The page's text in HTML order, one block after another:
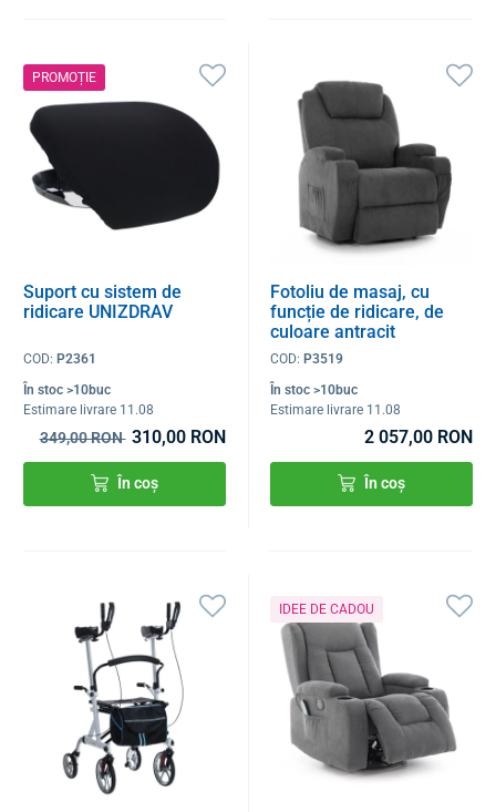
PROMOȚIE
Suport cu sistem de
ridicare UNIZDRAV
COD: P2361
În stoc >10buc
Estimare livrare 11.08
349,00 RON 310,00 RON
În coș
Fotoliu de masaj, cu
funcție de ridicare, de
culoare antracit
COD: P3519
În stoc >10buc
Estimare livrare 11.08
2 057,00 RON
În coș
IDEE DE CADOU